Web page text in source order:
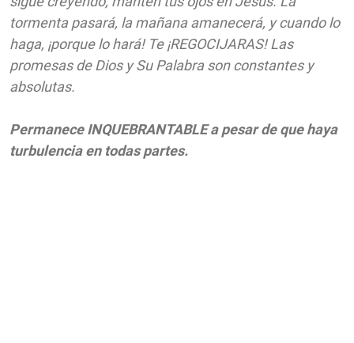
tormenta pasará, la mañana amanecerá, y cuando lo
haga, ¡porque lo hará! Te ¡REGOCIJARAS! Las
promesas de Dios y Su Palabra son constantes y
absolutas.
Permanece INQUEBRANTABLE a pesar de que haya
turbulencia en todas partes.